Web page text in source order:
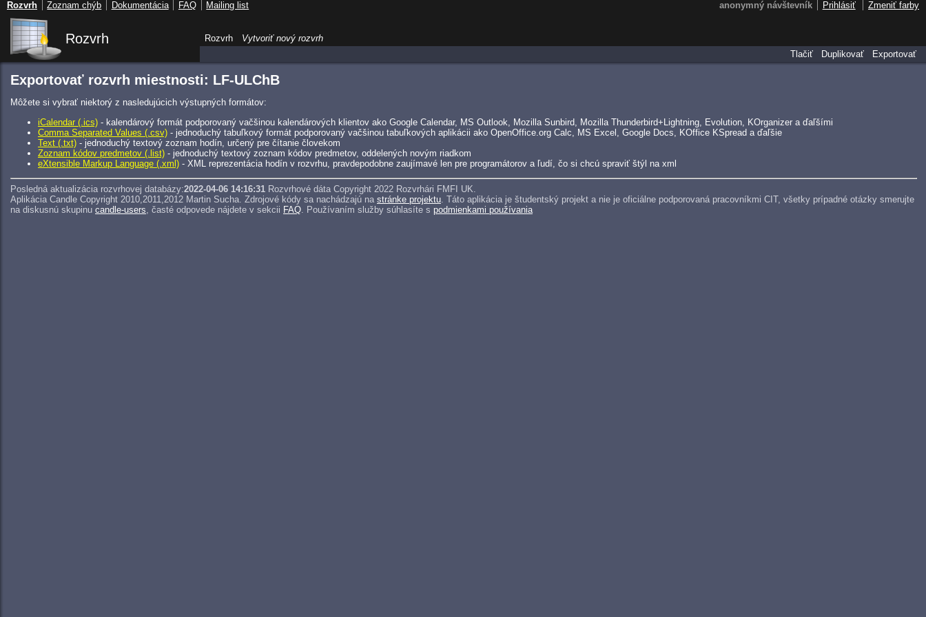
Rozvrh
Exportovať rozvrh miestnosti: LF-ULChB
Môžete si vybrať niektorý z nasledujúcich výstupných formátov:
iCalendar (.ics) - kalendárový formát podporovaný vačšinou kalendárových klientov ako Google Calendar, MS Outlook, Mozilla Sunbird, Mozilla Thunderbird+Lightning, Evolution, KOrganizer a ďaľšími
Comma Separated Values (.csv) - jednoduchý tabuľkový formát podporovaný vačšinou tabuľkových aplikácii ako OpenOffice.org Calc, MS Excel, Google Docs, KOffice KSpread a ďaľšie
Text (.txt) - jednoduchý textový zoznam hodín, určený pre čítanie človekom
Zoznam kódov predmetov (.list) - jednoduchý textový zoznam kódov predmetov, oddelených novým riadkom
eXtensible Markup Language (.xml) - XML reprezentácia hodín v rozvrhu, pravdepodobne zaujímavé len pre programátorov a ľudí, čo si chcú spraviť štýl na xml
Posledná aktualizácia rozvrhovej databázy:2022-04-06 14:16:31 Rozvrhové dáta Copyright 2022 Rozvrhári FMFI UK.
Aplikácia Candle Copyright 2010,2011,2012 Martin Sucha. Zdrojové kódy sa nachádzajú na stránke projektu . Táto aplikácia je študentský projekt a nie je oficiálne podporovaná pracovníkmi CIT, všetky prípadné otázky smerujte
na diskusnú skupinu candle-users , časté odpovede nájdete v sekcii FAQ . Používaním služby súhlasíte s podmienkami používania
Rozvrh
Vytvoriť nový rozvrh
Tlačiť
Duplikovať Exportovať
anonymný návštevník Prihlásiť Zmeniť farby
Rozvrh Zoznam chýb Dokumentácia FAQ Mailing list